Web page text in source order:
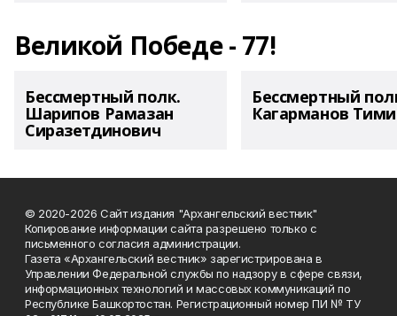
Великой Победе - 77!
Бессмертный полк.
Шарипов Рамазан
Сиразетдинович
Бессмертный
Кагарманов
© 2020-2026 Сайт издания "Архангельский вестник"
Копирование информации сайта разрешено только с
письменного согласия администрации.
Газета «Архангельский вестник» зарегистрирована в
Управлении Федеральной службы по надзору в сфере связи,
информационных технологий и массовых коммуникаций по
Республике Башкортостан. Регистрационный номер ПИ № ТУ